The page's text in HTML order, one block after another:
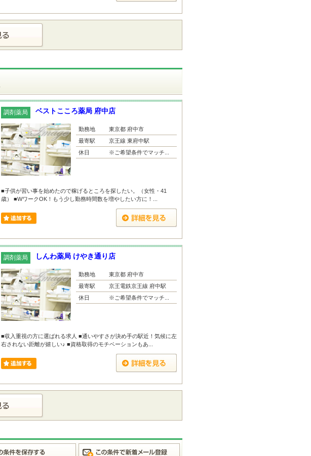
調剤薬局 ベストこころ薬局 府中店
勤務地
東京都 府中市
最寄駅
京王線 東府中駅
休日
※ご希望条件でマッチ...
■子供が習い事を始めたので稼げるところを探したい。（女性・41
歳） ■WワークOK！もう少し勤務時間数を増やしたい方に！...
調剤薬局 しんわ薬局 けやき通り店
勤務地
東京都 府中市
最寄駅
京王電鉄京王線 府中駅
休日
※ご希望条件でマッチ...
■収入重視の方に選ばれる求人 ■通いやすさが決め手の駅近！気候に左
右されない距離が嬉しい♪ ■資格取得のモチベーションもあ...